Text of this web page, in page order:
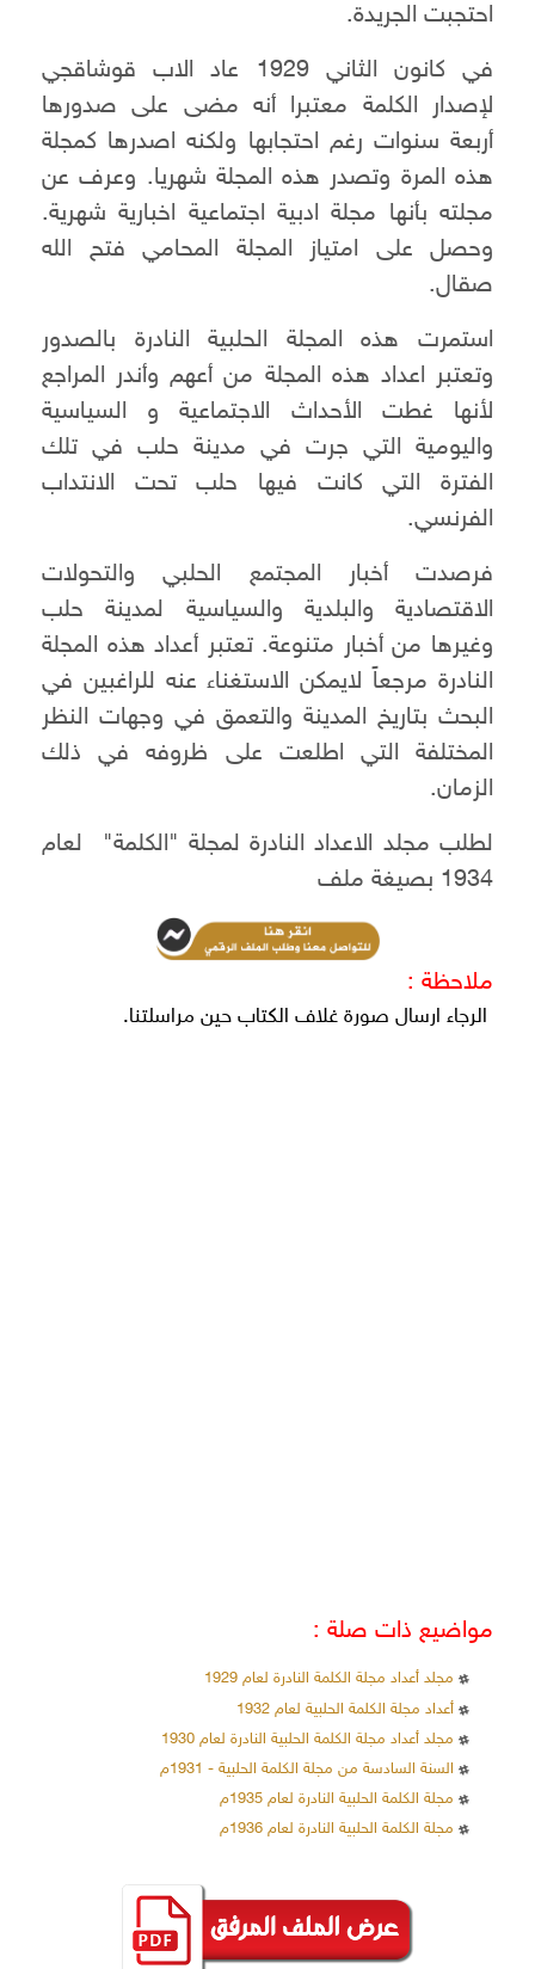
احتجبت الجريدة.
في كانون الثاني 1929 عاد الاب قوشاقجي
لإصدار الكلمة معتبرا أنه مضى على صدورها
أربعة سنوات رغم احتجابها ولكنه اصدرها كمجلة
هذه المرة وتصدر هذه المجلة شهريا. وعرف عن
مجلته بأنها مجلة ادبية اجتماعية اخبارية شهرية.
وحصل على امتياز المجلة المحامي فتح الله
صقال.
استمرت هذه المجلة الحلبية النادرة بالصدور
وتعتبر اعداد هذه المجلة من أعهم وأندر المراجع
لأنها غطت الأحداث الاجتماعية و السياسية
واليومية التي جرت في مدينة حلب في تلك
الفترة التي كانت فيها حلب تحت الانتداب
الفرنسي.
فرصدت أخبار المجتمع الحلبي والتحولات
الاقتصادية والبلدية والسياسية لمدينة حلب
وغيرها من أخبار متنوعة. تعتبر أعداد هذه المجلة
النادرة مرجعاً لايمكن الاستغناء عنه للراغبين في
البحث بتاريخ المدينة والتعمق في وجهات النظر
المختلفة التي اطلعت على ظروفه في ذلك
الزمان.
لطلب مجلد الاعداد النادرة لمجلة "الكلمة" لعام
1934 بصيغة ملف
ملاحظة :
الرجاء ارسال صورة غلاف الكتاب حين مراسلتنا.
مواضيع ذات صلة :
مجلد أعداد مجلة الكلمة النادرة لعام 1929
أعداد مجلة الكلمة الحلبية لعام 1932
مجلد أعداد مجلة الكلمة الحلبية النادرة لعام 1930
السنة السادسة من مجلة الكلمة الحلبية - 1931م
مجلة الكلمة الحلبية النادرة لعام 1935م
مجلة الكلمة الحلبية النادرة لعام 1936م